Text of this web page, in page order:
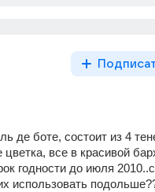
де боте, состоит из 4
все в красивой
годности до июля
использовать